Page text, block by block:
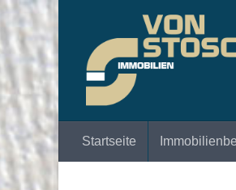
Zum Inhalt springen
Startseite